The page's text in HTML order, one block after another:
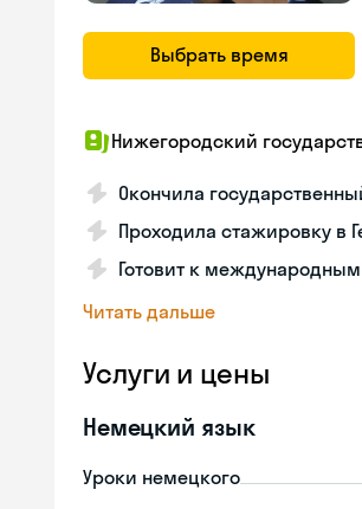
Выбрать время
Нижегородский
Окончила
Проходила стажировку в
Готовит к
Читать дальше
Услуги и цены
Немецкий язык
Уроки немецкого